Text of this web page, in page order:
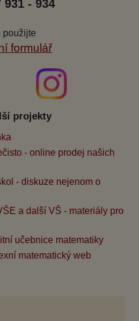
931 - 934
použijte
formulář
projekty
- online prodej našich
- diskuze nejenom o
a další VŠ - materiály pro
učebnice matematiky
matematický web